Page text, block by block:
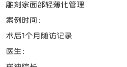
雕刻家面部轻薄化管理
案例时间：
术后1个月随访记录
医生：